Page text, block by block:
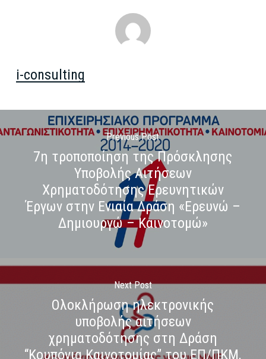
i-consulting
Previous Post
7η τροποποίηση της Πρόσκλησης
Υποβολής Αιτήσεων
Χρηματοδότησης Ερευνητικών
Έργων στην Ενιαία Δράση «Ερευνώ –
Δημιουργώ – Καινοτομώ»
Next Post
Ολοκλήρωση ηλεκτρονικής
υποβολής αιτήσεων
χρηματοδότησης στη Δράση
“Κουπόνια Καινοτομίας” του ΕΠ/ΠΚΜ,